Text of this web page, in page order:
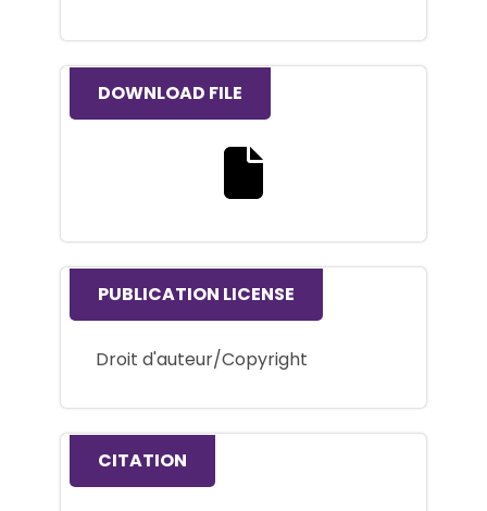
DOWNLOAD FILE
PUBLICATION LICENSE
Droit d'auteur/Copyright
CITATION